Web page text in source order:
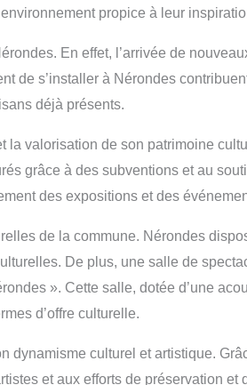
propice à leur
En effet, l’arrivée de
de s’installer à Nérondes
déjà présents.
la valorisation de son patrimoine
grâce à des subventions et au
des expositions et des
de la commune. Nérondes
De plus, une salle de
». Cette salle, dotée d’une
d’offre culturelle.
culturel et artistique.
et aux efforts de préservation